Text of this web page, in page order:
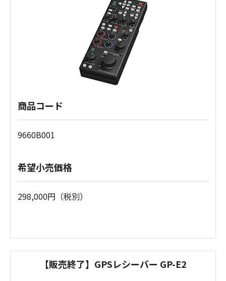
商品コード
9660B001
希望小売価格
298,000円（税別）
【販売終了】GPSレシーバー GP-E2